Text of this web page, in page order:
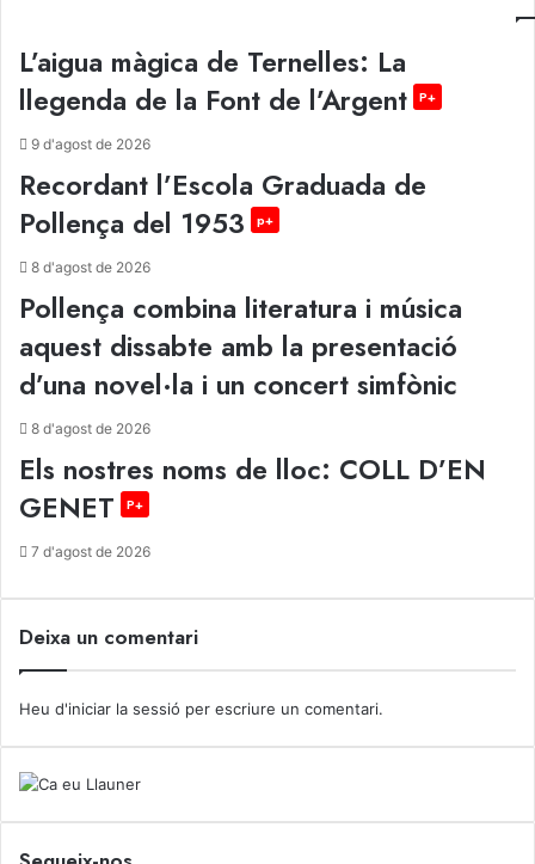
L’aigua màgica de Ternelles: La
llegenda de la Font de l’Argent
P+
9 d'agost de 2026
Recordant l’Escola Graduada de
Pollença del 1953
p+
8 d'agost de 2026
Pollença combina literatura i música
aquest dissabte amb la presentació
d’una novel·la i un concert simfònic
8 d'agost de 2026
Els nostres noms de lloc: COLL D’EN
GENET
P+
7 d'agost de 2026
Deixa un comentari
Heu d'iniciar la sessió per escriure un comentari.